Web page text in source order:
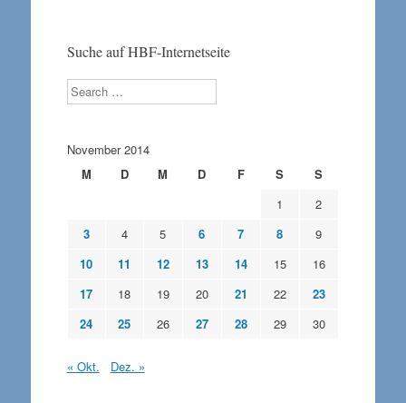
Suche auf HBF-Internetseite
Search
November 2014
M
D M D F S
S
1
2
3
4 5 6 7 8
9
10
11 12 13 14 15
16
17
18 19 20 21 22
23
24
25 26 27 28 29 30
« Okt. Dez. »